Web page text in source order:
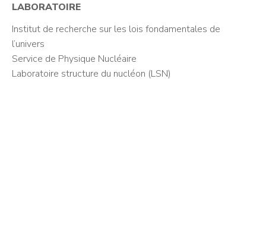
LABORATOIRE
Institut de recherche sur les lois fondamentales de
l’univers
Service de Physique Nucléaire
Laboratoire structure du nucléon (LSN)